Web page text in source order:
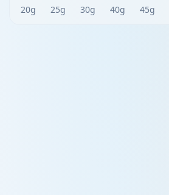
20g
25g 30g 40g 45g